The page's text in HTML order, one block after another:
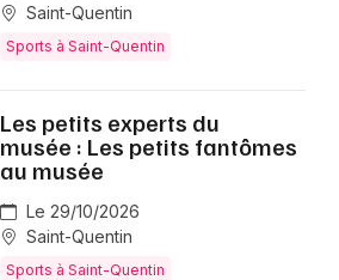
Saint-Quentin
Sports à Saint-Quentin
Les petits experts du
musée : Les petits fantômes
au musée
Le 29/10/2026
Saint-Quentin
Sports à Saint-Quentin